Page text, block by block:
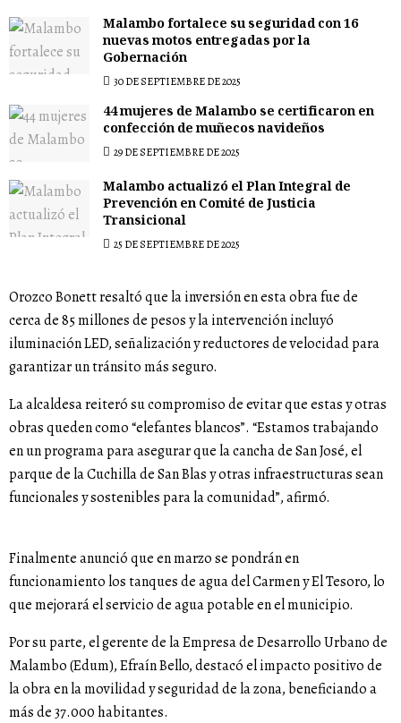
Malambo fortalece su seguridad con 16
nuevas motos entregadas por la
Gobernación
30 DE SEPTIEMBRE DE 2025
44 mujeres de Malambo se certificaron en
confección de muñecos navideños
29 DE SEPTIEMBRE DE 2025
Malambo actualizó el Plan Integral de
Prevención en Comité de Justicia
Transicional
25 DE SEPTIEMBRE DE 2025
Orozco Bonett resaltó que la inversión en esta obra fue de
cerca de 85 millones de pesos y la intervención incluyó
iluminación LED, señalización y reductores de velocidad para
garantizar un tránsito más seguro.
La alcaldesa reiteró su compromiso de evitar que estas y otras
obras queden como “elefantes blancos”. “Estamos trabajando
en un programa para asegurar que la cancha de San José, el
parque de la Cuchilla de San Blas y otras infraestructuras sean
funcionales y sostenibles para la comunidad”, afirmó.
Finalmente anunció que en marzo se pondrán en
funcionamiento los tanques de agua del Carmen y El Tesoro, lo
que mejorará el servicio de agua potable en el municipio.
Por su parte, el gerente de la Empresa de Desarrollo Urbano de
Malambo (Edum), Efraín Bello, destacó el impacto positivo de
la obra en la movilidad y seguridad de la zona, beneficiando a
más de 37.000 habitantes.